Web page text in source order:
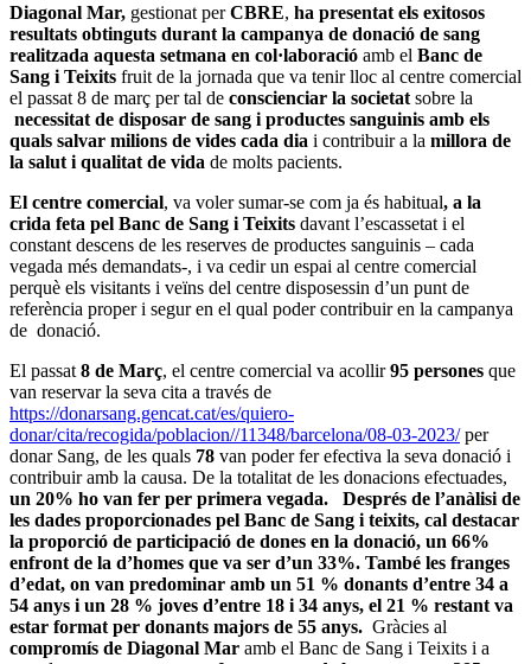
Diagonal Mar, gestionat perCBRE, ha presentat els exitosos
resultats obtinguts durant la campanya de donació de sang
realitzada aquesta setmana en col·laboració amb el Banc de
Sang i Teixits fruit de la jornada que va tenir lloc al centre comercial
el passat 8 de març per tal de conscienciar la societat sobre la
necessitat de disposar de sang i productes sanguinis amb els
quals salvar milions de vides cada dia i contribuir a la millora de
la salut i qualitat de vida de molts pacients.
El centre comercial, va voler sumar-se com ja és habitual, a la
crida feta pel Banc de Sang i Teixits davant l’escassetat i el
constant descens de les reserves de productes sanguinis – cada
vegada més demandats-, i va cedir un espai al centre comercial
perquè els visitants i veïns del centre disposessin d’un punt de
referència proper i segur en el qual poder contribuir en la campanya
de donació.
El passat 8 de Març, el centre comercial va acollir95 persones que
van reservar la seva cita a través de
https://donarsang.gencat.cat/es/quiero-
donar/cita/recogida/poblacion//11348/barcelona/08-03-2023/per
donar Sang, de les quals 78 van poder fer efectiva la seva donació i
contribuir amb la causa. De la totalitat de les donacions efectuades,
un 20% ho van fer per primera vegada.
Després de l’anàlisi de
les dades proporcionades pel Banc de Sang i teixits, cal destacar
la proporció de participació de dones en la donació, un 66%
enfront de la d’homes que va ser d’un 33%. També les franges
d’edat, on van predominar amb un 51 % donants d’entre 34 a
54 anys i un 28 % joves d’entre 18 i 34 anys, el 21 % restant va
estar format per donants majors de 55 anys. Gràcies al
compromís de Diagonal Mar amb el Banc de Sang i Teixits i a